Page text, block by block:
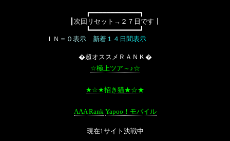
┏━━━━━━━━━━━━┓
┃次回リセット→２７日です┃
┗━━━━━━━━━━━━┛
Ｎ ＝ ０ 表 示 新 着１４ 日 間 表示
�超オススメＲＡＮＫ�
☆極上ツア～♪☆
★☆★招き猫★☆★
AAA Rank Yapoo！モバイル
現在1サイト決戦中